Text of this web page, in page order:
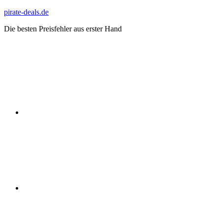
Zum
springen
pirate-deals.de
Die besten Preisfehler aus erster Hand